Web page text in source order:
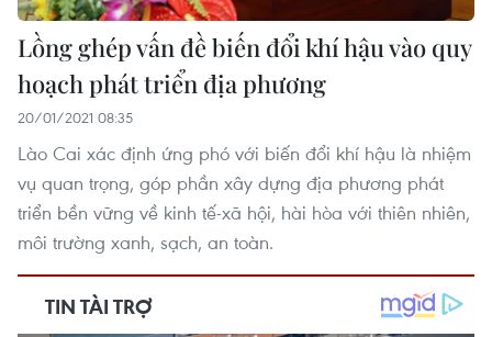
Lồng ghép vấn đề biến đổi khí hậu vào quy
hoạch phát triển địa phương
20/01/2021 08:35
Lào Cai xác định ứng phó với biến đổi khí hậu là nhiệm
vụ quan trọng, góp phần xây dựng địa phương phát
triển bền vững về kinh tế-xã hội, hài hòa với thiên nhiên,
môi trường xanh, sạch, an toàn.